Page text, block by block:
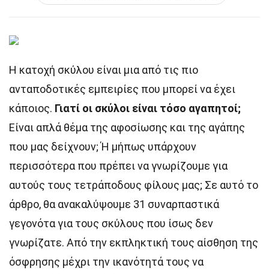
Η κατοχή σκύλου είναι μια από τις πιο
ανταποδοτικές εμπειρίες που μπορεί να έχει
κάποιος. Γιατί οι σκύλοι είναι τόσο αγαπητοί;
Είναι απλά θέμα της αφοσίωσης και της αγάπης
που μας δείχνουν; Ή μήπως υπάρχουν
περισσότερα που πρέπει να γνωρίζουμε για
αυτούς τους τετράποδους φίλους μας; Σε αυτό το
άρθρο, θα ανακαλύψουμε 31 συναρπαστικά
γεγονότα για τους σκύλους που ίσως δεν
γνωρίζατε. Από την εκπληκτική τους αίσθηση της
όσφρησης μέχρι την ικανότητά τους να